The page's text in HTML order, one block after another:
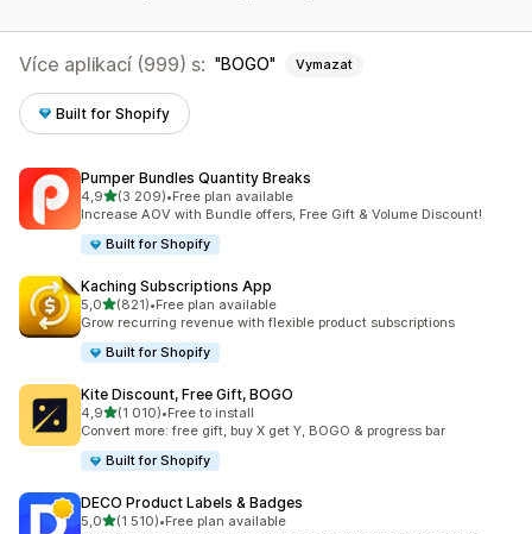
Více aplikací (999) s: BOGO Vymazat
Built for Shopify
Pumper Bundles Quantity Breaks
4,9z 5 hvězd
(3 209)
Celkový počet recenzí: 3209
•Free plan available
Increase AOV with Bundle offers, Free Gift & Volume Discount!
Built for Shopify
Kaching Subscriptions App
5,0z 5 hvězd
(821)
Celkový počet recenzí: 821
•Free plan available
Grow recurring revenue with flexible product subscriptions
Built for Shopify
Kite Discount, Free Gift, BOGO
4,9z 5 hvězd
(1 010)
Celkový počet recenzí: 1010
•Free to install
Convert more: free gift, buy X get Y, BOGO & progress bar
Built for Shopify
DECO Product Labels & Badges
5,0z 5 hvězd
(1 510)
Celkový počet recenzí: 1510
•Free plan available